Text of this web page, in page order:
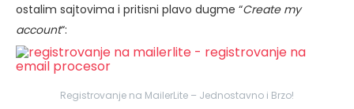
ostalim sajtovima i pritisni plavo dugme “Create my
account“:
Registrovanje na MailerLite – Jednostavno i Brzo!